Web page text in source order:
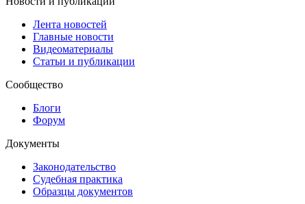
Лента новостей
Главные новости
Видеоматериалы
Статьи и публикации
Сообщество
Блоги
Форум
Документы
Законодательство
Судебная практика
Образцы документов